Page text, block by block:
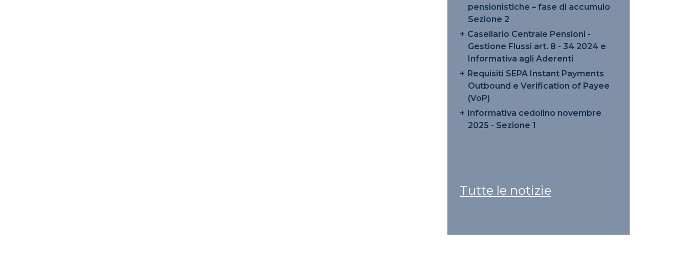
pensionistiche – fase di accumulo
Sezione 2
Casellario Centrale Pensioni -
Gestione Flussi art. 8 - 34 2024 e
Informativa agli Aderenti
Requisiti SEPA Instant Payments
Outbound e Verification of Payee
(VoP)
Informativa cedolino novembre
2025 - Sezione 1
Tutte le notizie